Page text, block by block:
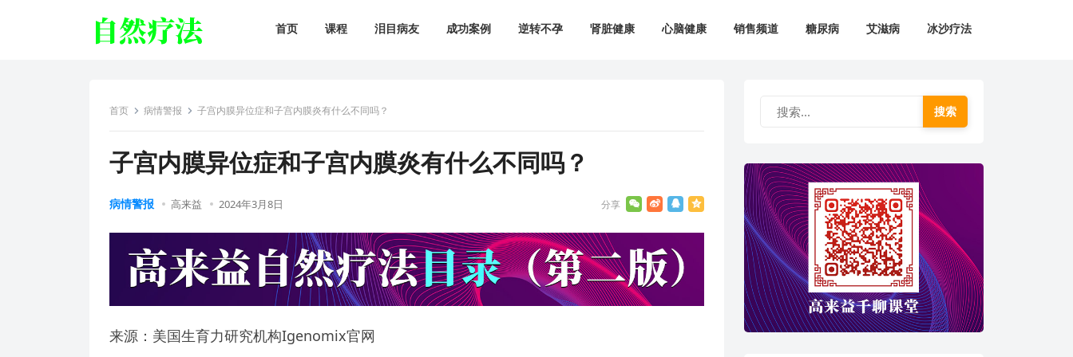
首页 课程 泪目病友 成功案例 逆转不孕 肾脏健康 心脑健康 销售频道 糖尿病 艾滋病 冰沙疗法
首页 病情警报 子宫内膜异位症和子宫内膜炎有什么不同吗？
子宫内膜异位症和子宫内膜炎有什么不同吗？
病情警报 高来益 2024年3月8日
来源：美国生育力研究机构Igenomix官网
搜索